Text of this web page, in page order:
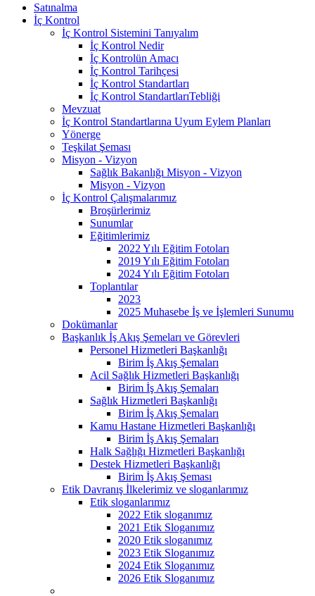
Satınalma
İç Kontrol
İç Kontrol Sistemini Tanıyalım
İç Kontrol Nedir
İç Kontrolün Amacı
İç Kontrol Tarihçesi
İç Kontrol Standartları
İç Kontrol StandartlarıTebliği
Mevzuat
İç Kontrol Standartlarına Uyum Eylem Planları
Yönerge
Teşkilat Şeması
Misyon - Vizyon
Sağlık Bakanlığı Misyon - Vizyon
Misyon - Vizyon
İç Kontrol Çalışmalarımız
Broşürlerimiz
Sunumlar
Eğitimlerimiz
2022 Yılı Eğitim Fotoları
2019 Yılı Eğitim Fotoları
2024 Yılı Eğitim Fotoları
Toplantılar
2023
2025 Muhasebe İş ve İşlemleri Sunumu
Dokümanlar
Başkanlık İş Akış Şemeları ve Görevleri
Personel Hizmetleri Başkanlığı
Birim İş Akış Şemaları
Acil Sağlık Hizmetleri Başkanlığı
Birim İş Akış Şemaları
Sağlık Hizmetleri Başkanlığı
Birim İş Akış Şemaları
Kamu Hastane Hizmetleri Başkanlığı
Birim İş Akış Şemaları
Halk Sağlığı Hizmetleri Başkanlığı
Destek Hizmetleri Başkanlığı
Birim İş Akış Şeması
Etik Davranış İlkelerimiz ve sloganlarımız
Etik sloganlarımız
2022 Etik sloganımız
2021 Etik Sloganımız
2020 Etik sloganımız
2023 Etik Sloganımız
2024 Etik Sloganımız
2026 Etik Sloganımız